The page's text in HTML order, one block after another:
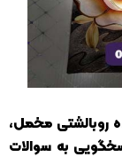
روبالشتی مخمل،
به سوالات